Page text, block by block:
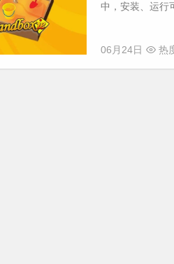
中，安装、运行
06月24日 热